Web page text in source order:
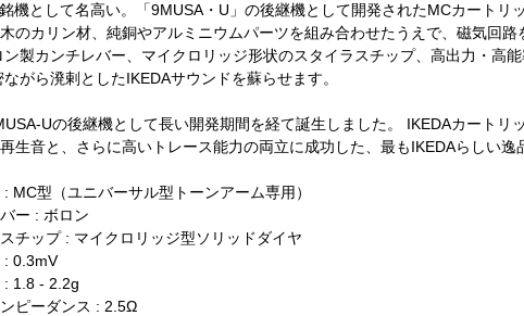
機として名高い。「9MUSA・U」の後継機として開発されたMCカートリッ
のカリン材、純銅やアルミニウムパーツを組み合わせたうえで、磁気回路
製カンチレバー、マイクロリッジ形状のスタイラスチップ、高出力・高
ながら溌剌としたIKEDAサウンドを蘇らせます。
Uの後継機として長い開発期間を経て誕生しました。 IKEDAカートリ
生音と、さらに高いトレース能力の両立に成功した、最もIKEDAらしい逸
MC型（ユニバーサル型トーンアーム専用）
ー : ボロン
チップ : マイクロリッジ型ソリッドダイヤ
: 0.3mV
: 1.8 - 2.2g
ピーダンス : 2.5Ω